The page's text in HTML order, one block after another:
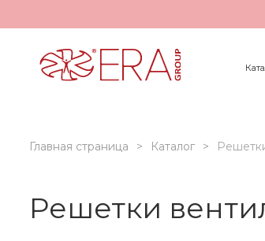
Главная страница Каталог
Решетки